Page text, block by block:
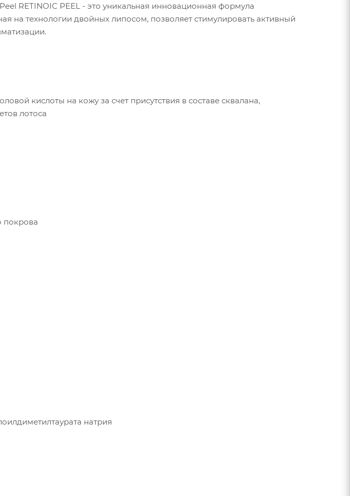
RETINOIC PEEL - это уникальная инновационная формула
на технологии двойных липосом, позволяет стимулировать активный
кислоты на кожу за счет присутствия в составе сквалана,
лотоса
покрова
натрия